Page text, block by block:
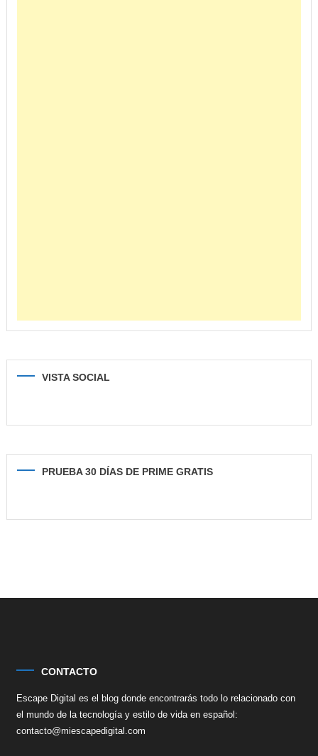
VISTA SOCIAL
PRUEBA 30 DÍAS DE PRIME GRATIS
CONTACTO
Escape Digital es el blog donde encontrarás todo lo relacionado con
el mundo de la tecnología y estilo de vida en español:
contacto@miescapedigital.com